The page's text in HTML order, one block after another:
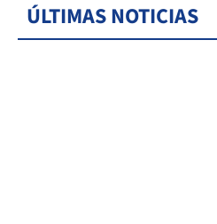
ÚLTIMAS NOTICIAS